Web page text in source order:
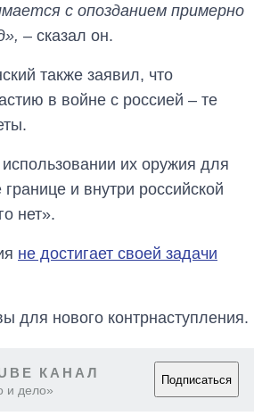
с опозданием примерно
– сказал он.
также заявил, что
в войне с россией – те
их оружия для
и внутри российской
нет».
не достигает своей задачи
для нового контрнаступления.
КАНАЛ
и дело»
Подписаться